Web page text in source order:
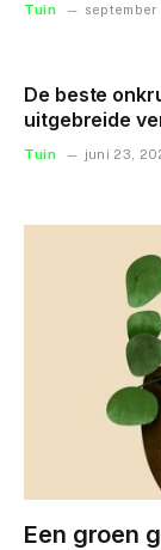
Tuin
De beste
uitgebreide
Tuin juni 23,
Een groen